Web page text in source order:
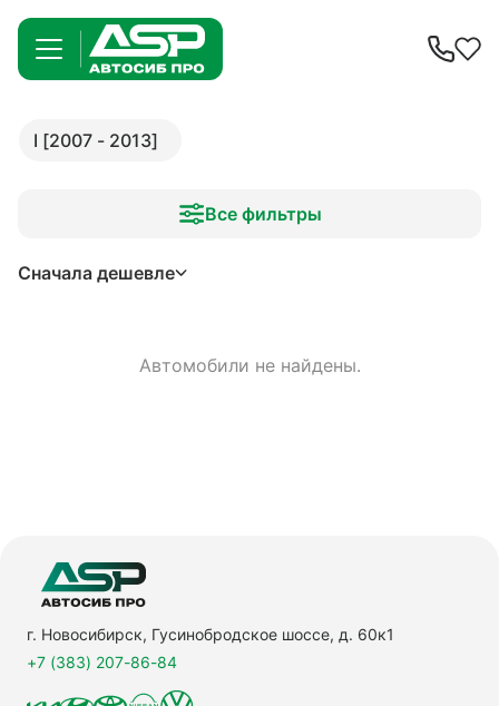
I [2007 - 2013]
Все фильтры
Сначала дешевле
Автомобили не найдены.
г. Новосибирск, Гусинобродское шоссе, д. 60к1
+7 (383) 207-86-84